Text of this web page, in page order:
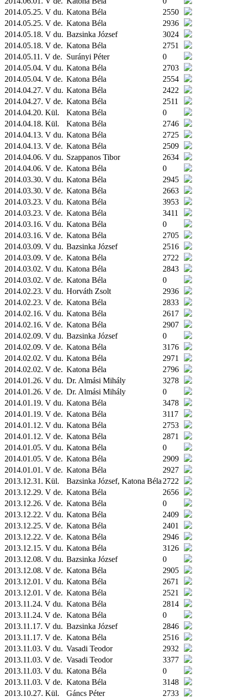
2014.05.25. V du. Katona Béla
2550
2014.05.25. V de. Katona Béla
2936
2014.05.18. V du. Bazsinka József
3024
2014.05.18. V de. Katona Béla
2751
2014.05.11. V de. Surányi Péter
0
2014.05.04. V du. Katona Béla
2703
2014.05.04. V de. Katona Béla
2554
2014.04.27. V du. Katona Béla
2422
2014.04.27. V de. Katona Béla
2511
2014.04.20. Kül. Katona Béla
0
2014.04.18. Kül. Katona Béla
2746
2014.04.13. V du. Katona Béla
2725
2014.04.13. V de. Katona Béla
2509
2014.04.06. V du. Szappanos Tibor
2634
2014.04.06. V de. Katona Béla
0
2014.03.30. V du. Katona Béla
2945
2014.03.30. V de. Katona Béla
2663
2014.03.23. V du. Katona Béla
3953
2014.03.23. V de. Katona Béla
3411
2014.03.16. V du. Katona Béla
0
2014.03.16. V de. Katona Béla
2705
2014.03.09. V du. Bazsinka József
2516
2014.03.09. V de. Katona Béla
2722
2014.03.02. V du. Katona Béla
2843
2014.03.02. V de. Katona Béla
0
2014.02.23. V du. Horváth Zsolt
2936
2014.02.23. V de. Katona Béla
2833
2014.02.16. V du. Katona Béla
2617
2014.02.16. V de. Katona Béla
2907
2014.02.09. V du. Bazsinka József
0
2014.02.09. V de. Katona Béla
3176
2014.02.02. V du. Katona Béla
2971
2014.02.02. V de. Katona Béla
2796
2014.01.26. V du. Dr. Almási Mihály
3278
2014.01.26. V de. Dr. Almási Mihály
0
2014.01.19. V du. Katona Béla
3478
2014.01.19. V de. Katona Béla
3117
2014.01.12. V du. Katona Béla
2753
2014.01.12. V de. Katona Béla
2871
2014.01.05. V du. Katona Béla
0
2014.01.05. V de. Katona Béla
2909
2014.01.01. V de. Katona Béla
2927
2013.12.31. Kül. Bazsinka József, Katona Béla 2722
2013.12.29. V de. Katona Béla
2656
2013.12.26. V de. Katona Béla
0
2013.12.22. V du. Katona Béla
2409
2013.12.25. V de. Katona Béla
2401
2013.12.22. V de. Katona Béla
2946
2013.12.15. V du. Katona Béla
3126
2013.12.08. V du. Bazsinka József
0
2013.12.08. V de. Katona Béla
2905
2013.12.01. V du. Katona Béla
2671
2013.12.01. V de. Katona Béla
2521
2013.11.24. V du. Katona Béla
2814
2013.11.24. V de. Katona Béla
0
2013.11.17. V du. Bazsinka József
2846
2013.11.17. V de. Katona Béla
2516
2013.11.03. V du. Vasadi Teodor
2932
2013.11.03. V de. Vasadi Teodor
3377
2013.11.03. V du. Katona Béla
0
2013.11.03. V de. Katona Béla
3148
2013.10.27. Kül. Gáncs Péter 2733